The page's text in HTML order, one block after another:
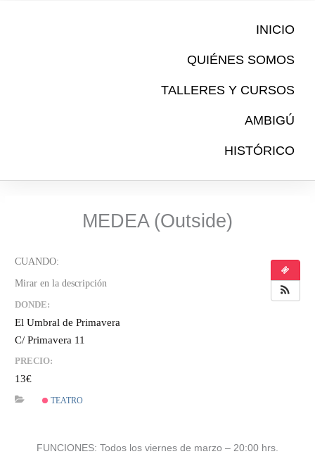
INICIO
QUIÉNES SOMOS
TALLERES Y CURSOS
AMBIGÚ
HISTÓRICO
MEDEA (Outside)
DONDE:
El Umbral de Primavera
C/ Primavera 11
PRECIO:
13€
TEATRO
FUNCIONES: Todos los viernes de marzo – 20:00 hrs.